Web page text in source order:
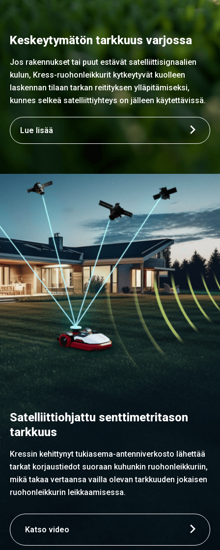
Keskeytymätön tarkkuus varjossa
Jos rakennukset tai puut estävät satelliittisignaalien
kulun, Kress-ruohonleikkurit kytkeytyvät kuolleen
laskennan tilaan tarkan reitityksen ylläpitämiseksi,
kunnes selkeä satelliittiyhteys on jälleen käytettävissä.
Lue lisää
Satelliittiohjattu senttimetritason
tarkkuus
Kressin kehittynyt tukiasema-antenniverkosto lähettää
tarkat korjaustiedot suoraan kuhunkin ruohonleikkuriin,
mikä takaa vertaansa vailla olevan tarkkuuden jokaisen
ruohonleikkurin leikkaamisessa.
Katso video